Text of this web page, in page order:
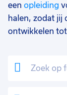
een opleiding
halen, zodat jij
ontwikkelen